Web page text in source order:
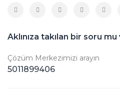
Aklınıza takılan bir soru mu
Çözüm Merkezimizi arayın
5011899406